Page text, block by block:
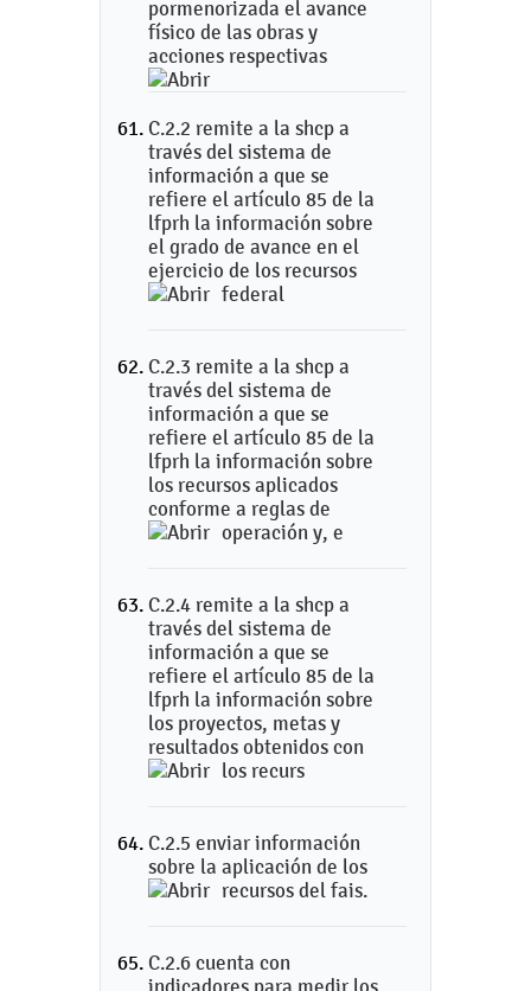
pormenorizada el avance
físico de las obras y
acciones respectivas
C.2.2 remite a la shcp a
través del sistema de
información a que se
refiere el artículo 85 de la
lfprh la información sobre
el grado de avance en el
ejercicio de los recursos
federal
C.2.3 remite a la shcp a
través del sistema de
información a que se
refiere el artículo 85 de la
lfprh la información sobre
los recursos aplicados
conforme a reglas de
operación y, e
C.2.4 remite a la shcp a
través del sistema de
información a que se
refiere el artículo 85 de la
lfprh la información sobre
los proyectos, metas y
resultados obtenidos con
los recurs
C.2.5 enviar información
sobre la aplicación de los
recursos del fais.
C.2.6 cuenta con
indicadores para medir los